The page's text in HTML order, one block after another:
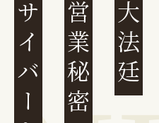
営業秘密 大法廷